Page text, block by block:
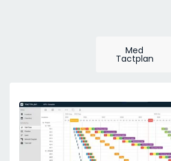
Med
Tactplan